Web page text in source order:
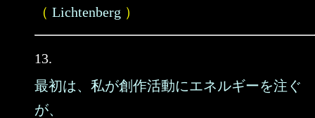
（ Lichtenberg ）
13.
最初は、私が創作活動にエネルギーを注ぐ
が、